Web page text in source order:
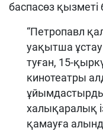
баспасөз қызметі
“Петропавл
уақытша
туған, 15-
кинотеатры
халықаралық
қамауға